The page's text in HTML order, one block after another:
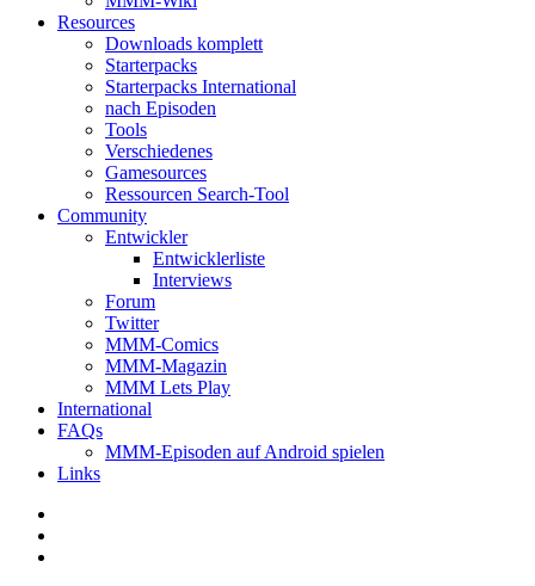
Resources
Downloads komplett
Starterpacks
Starterpacks International
nach Episoden
Tools
Verschiedenes
Gamesources
Ressourcen Search-Tool
Community
Entwickler
Entwicklerliste
Interviews
Forum
Twitter
MMM-Comics
MMM-Magazin
MMM Lets Play
International
FAQs
MMM-Episoden auf Android spielen
Links